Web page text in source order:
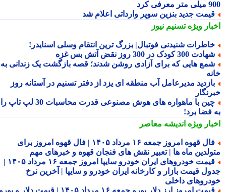
جدید بنزین سوپر وارداتی اعلام شد
ویژهتسنیم نیوز
شنیدنی فوتبال| بزرگ ترین انتقام وسلی اسنایدر!
300 کودک در 300 روز نقض آتش بس غزه
هایی که برای آزادی روشن شدند؛ قصه بازگشت یک زندانی به
مدیرعامل آب منطقه ای یزد از دفتر تسنیم در آستانه روز
چین با ماهواره های هوش مصنوعی قدرت محاسبات 30 لپ تاپ را
فضا برد!
ویژهاندیشه معاصر
فال قهوه امروز جمعه ۱۶ مرداد ۱۴۰۵ | فال قهوه امروز برای
ماه ها | تعبیر نقش های فنجان قهوه و خبرهای مهم
قیمت خودروهای ایران خودرو سایپا امروز جمعه ۱۶ مرداد ۱۴۰۵ |
قیمت بازار و کارخانه ایران خودرو و سایپا | آخرین نرخ
داخلی